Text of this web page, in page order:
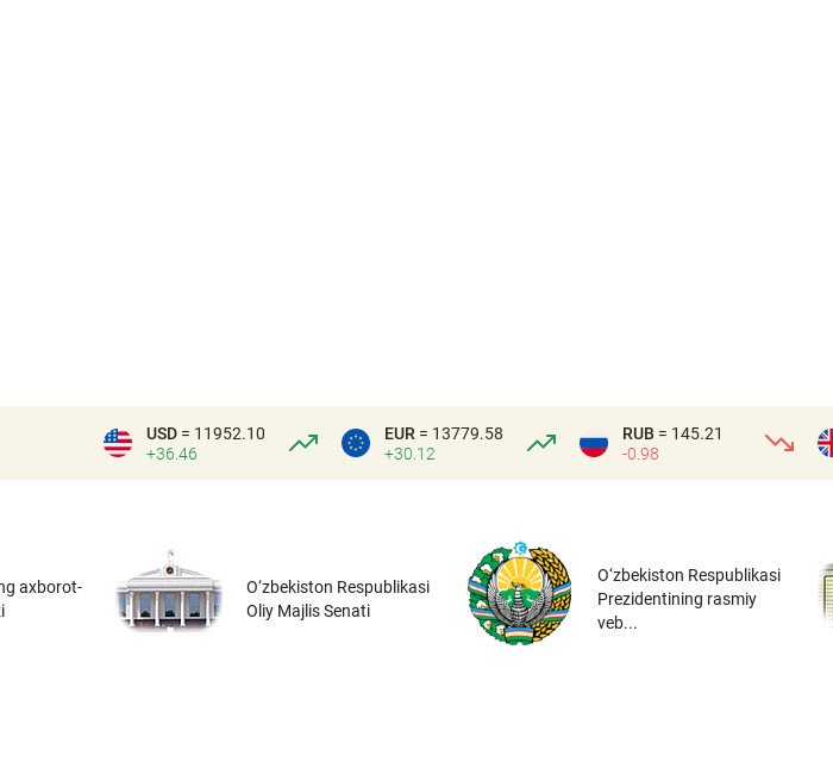
USD = 11952.10
+36.46
EUR = 13779.58
+30.12
RUB = 145.21
-0.98
axborot-
O‘zbekiston Respublikasi
Oliy Majlis Senati
O‘zbekiston Respublikasi
Prezidentining rasmiy
veb...